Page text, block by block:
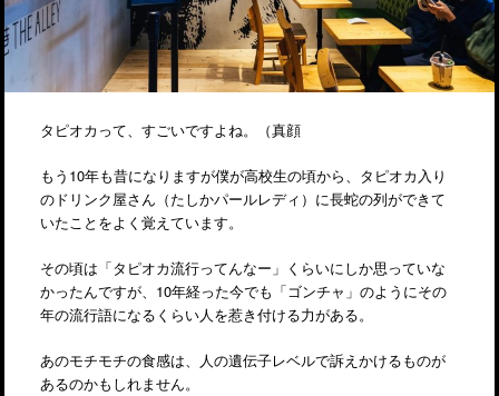
タピオカって、すごいですよね。（真顔
もう10年も昔になりますが僕が高校生の頃から、タピオカ入り
のドリンク屋さん（たしかパールレディ）に長蛇の列ができて
いたことをよく覚えています。
その頃は「タピオカ流行ってんなー」くらいにしか思っていな
かったんですが、10年経った今でも「ゴンチャ」のようにその
年の流行語になるくらい人を惹き付ける力がある。
あのモチモチの食感は、人の遺伝子レベルで訴えかけるものが
あるのかもしれません。